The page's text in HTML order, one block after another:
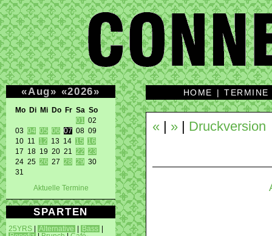
«Aug» «2026»
Mo Di Mi Do Fr Sa So
01
02
03 04 05 06 07 08 09
10 11 12 13 14 15
16
17 18 19 20 21 22
23
24 25 26 27 28 29 30
31
Aktuelle Termine
SPARTEN
25YRS Alternative Bass
HOME |TERMINE
« » Druckversion